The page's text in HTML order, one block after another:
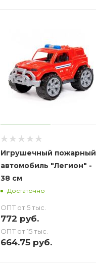
Игрушечный пожарный
автомобиль "Легион" -
38 см
Достаточно
ОПТ от 5 тыс.
772 руб.
ОПТ от 15 тыс.
664.75руб.